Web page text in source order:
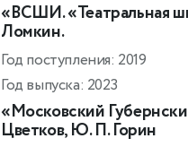
«ВСШИ. «Театральная
Ломкин.
Год поступления: 2019
Год выпуска: 2023
«Московский
Цветков, Ю. П. Горин